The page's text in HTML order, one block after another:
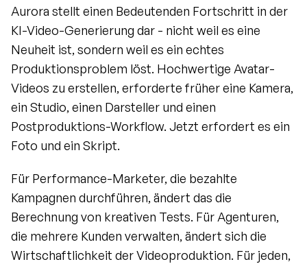
Aurora stellt einen Bedeutenden Fortschritt in der
KI-Video-Generierung dar - nicht weil es eine
Neuheit ist, sondern weil es ein echtes
Produktionsproblem löst. Hochwertige Avatar-
Videos zu erstellen, erforderte früher eine Kamera,
ein Studio, einen Darsteller und einen
Postproduktions-Workflow. Jetzt erfordert es ein
Foto und ein Skript.
Für Performance-Marketer, die bezahlte
Kampagnen durchführen, ändert das die
Berechnung von kreativen Tests. Für Agenturen,
die mehrere Kunden verwalten, ändert sich die
Wirtschaftlichkeit der Videoproduktion. Für jeden,